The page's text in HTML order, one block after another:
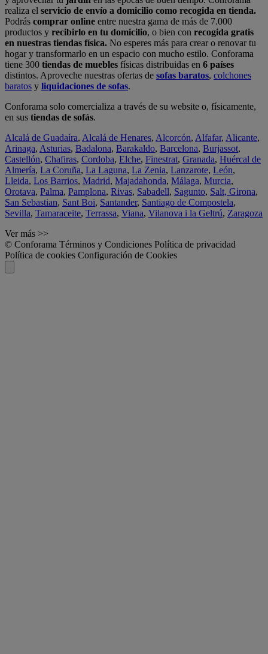
realiza el servicio de envío a domicilio como recogida en tienda.
Podrás comprar online entre nuestra gama de más de 7.000
productos y recibirlo en tu domicilio, o bien con recogida gratis
en nuestras tiendas física. No esperes más para crear o renovar tu
hogar y transformarlo en un espacio con mucho estilo. Conforama
tiene 300 tiendas de muebles físicas distribuidas en 6 países
distintos. Aproveche nuestras ofertas de sofas baratos, colchones
baratos y liquidaciones de sofas.
Conforama solo comercializa a través de su website o, físicamente,
en sus tiendas de sofás.
Alcalá de Guadaíra, Alcalá de Henares, Alcorcón, Alfafar, Alicante,
Arinaga, Asturias, Badalona, Barakaldo, Barcelona, Burjassot,
Castellón, Chafiras, Cordoba, Elche, Finestrat, Granada, Huércal de
Almería, La Coruña, La Laguna, La Zenia, Lanzarote, León,
Lleida, Los Barrios, Madrid, Majadahonda, Málaga, Murcia,
Orotava, Palma, Pamplona, Rivas, Sabadell, Sagunto, Salt, Girona,
San Sebastian, Sant Boi, Santander, Santiago de Compostela,
Sevilla, Tamaraceite, Terrassa, Viana, Vilanova i la Geltrú, Zaragoza
Ver más >>
© Conforama Términos y Condiciones Política de privacidad
Política de cookies Configuración de Cookies